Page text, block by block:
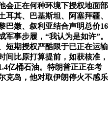
会正在何种环境下授权地面部
耳其、巴基斯坦、阿塞拜疆、
巴嫩、叙利亚结合声明总价16
事步履，“我认为是如许”。
短期授权严酷限于已正在运输
间比原打算提前，如获核准，
亿桶石油。特朗普正正在考
克岛，他对取伊朗停火不感乐